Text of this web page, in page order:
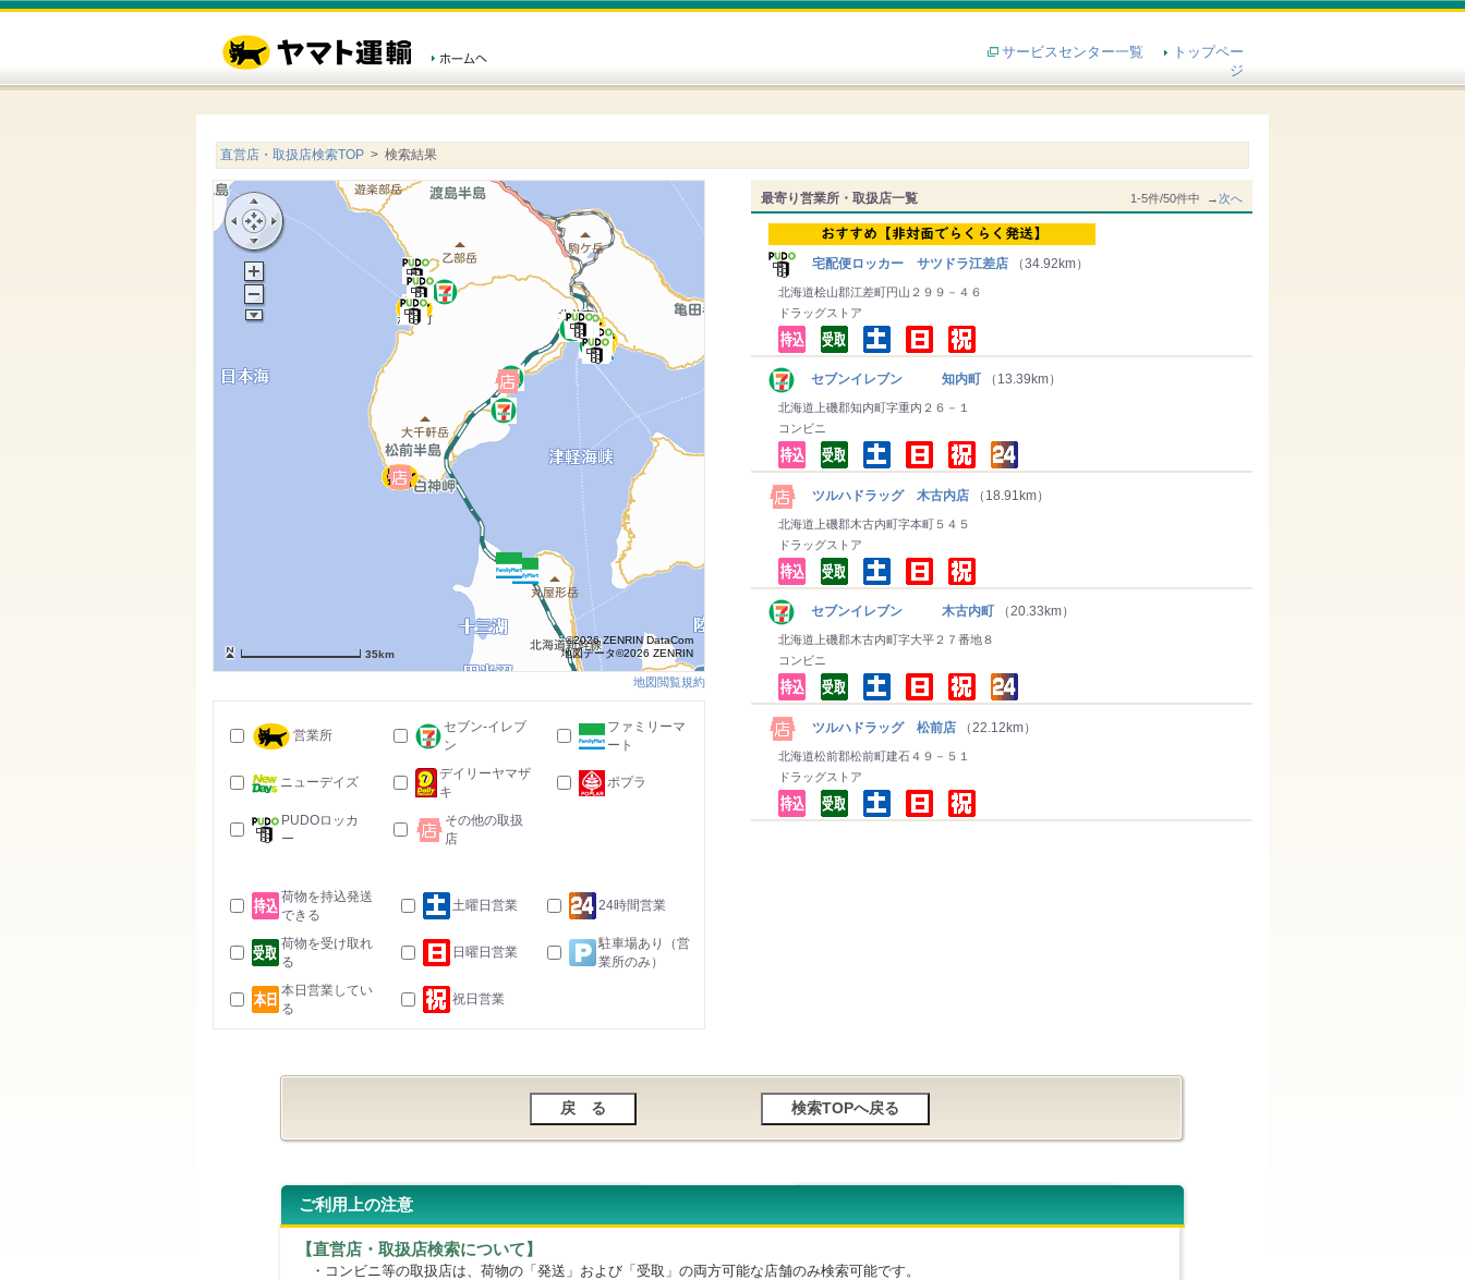
サービスセンター一覧
トップペー
ジ
直営店・取扱店検索TOP > 検索結果
最寄り営業所・取扱店一覧 1-5件/50件中 →次へ
宅配便ロッカー サツドラ江差店 （34.92km）
北海道桧山郡江差町円山２９９－４６
ドラッグストア
セブンイレブン 知内町 （13.39km）
北海道上磯郡知内町字重内２６－１
コンビニ
ツルハドラッグ 木古内店 （18.91km）
北海道上磯郡木古内町字本町５４５
ドラッグストア
セブンイレブン 木古内町 （20.33km）
北海道上磯郡木古内町字大平２７番地８
コンビニ
ツルハドラッグ 松前店 （22.12km）
北海道松前郡松前町建石４９－５１
ドラッグストア
35km
©2026 ZENRIN DataCom
地図データ©2026 ZENRIN
地図閲覧規約
営業所
セブン-イレブ
ン
ファミリーマ
ート
ニューデイズ
デイリーヤマザ
キ
ポプラ
PUDOロッカ
ー
その他の取扱
店
荷物を持込発送
できる
土曜日営業 24時間営業
荷物を受け取れ
る
日曜日営業
駐車場あり（営
業所のみ）
本日営業してい
る
祝日営業
ご利用上の注意
【直営店・取扱店検索について】
・コンビニ等の取扱店は、荷物の「発送」および「受取」の両方可能な店舗のみ検索可能です。